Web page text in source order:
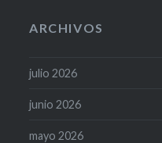
ARCHIVOS
julio 2026
junio 2026
mayo 2026